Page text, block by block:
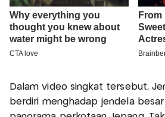
Dalam video singkat tersebut,
berdiri menghadap jendela